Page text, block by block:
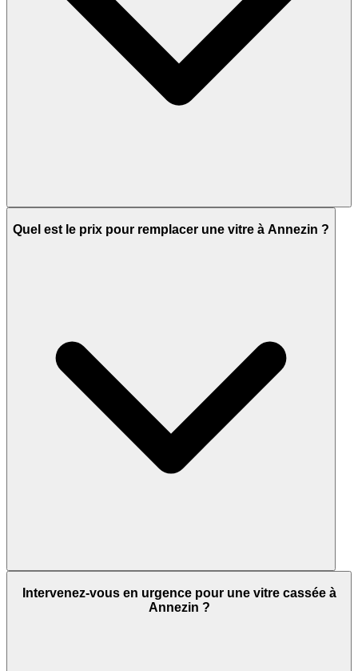
Quel est le prix pour remplacer une vitre à Annezin ?
Intervenez-vous en urgence pour une vitre cassée à
Annezin ?